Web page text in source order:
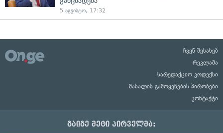
5 აგვისტო, 17:32
ჩვენ შესახებ
რეკლამა
სარედაქციო კოდექსი
მასალის გამოყენების პირობები
კონტაქტი
გაიგე მეტი პირველმა: